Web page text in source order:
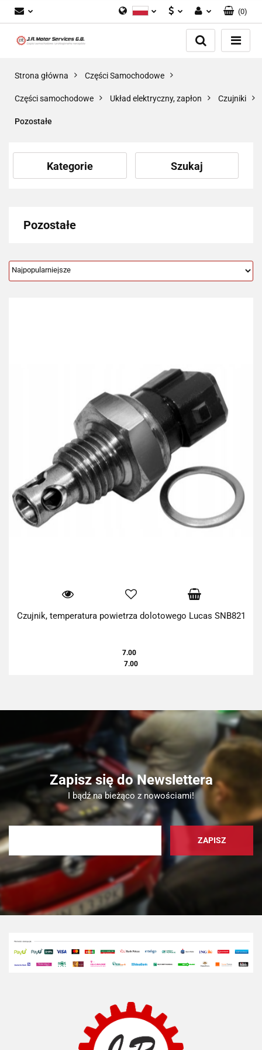
GBP
Zaloguj się
Dodaj zgłoszenie
(0)
Strona główna Części Samochodowe
Części samochodowe Układ elektryczny, zapłon Czujniki
Pozostałe
Kategorie Szukaj
Pozostałe
Czujnik, temperatura powietrza dolotowego Lucas SNB821
7.00
7.00
Zapisz się do Newslettera
I bądź na bieżąco z nowościami!